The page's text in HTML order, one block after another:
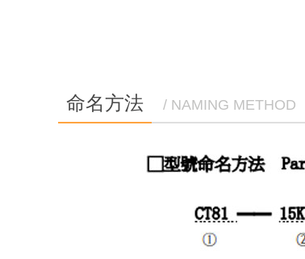
命名方法 / NAMING METHOD